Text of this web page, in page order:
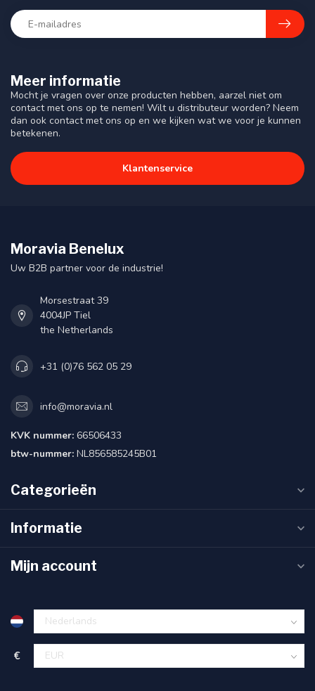
Meer informatie
Mocht je vragen over onze producten hebben, aarzel niet om
contact met ons op te nemen! Wilt u distributeur worden? Neem
dan ook contact met ons op en we kijken wat we voor je kunnen
betekenen.
Klantenservice
Moravia Benelux
Uw B2B partner voor de industrie!
Morsestraat 39
4004JP Tiel
the Netherlands
+31 (0)76 562 05 29
info@moravia.nl
KVK nummer: 66506433
btw-nummer: NL856585245B01
Categorieën
Informatie
Mijn account
€